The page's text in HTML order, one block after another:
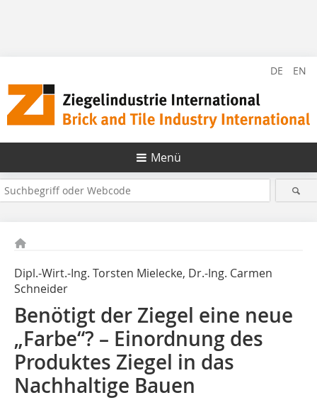
DE EN
Menü
Dipl.-Wirt.-Ing. Torsten Mielecke, Dr.-Ing. Carmen
Schneider
Benötigt der Ziegel eine neue
„Farbe“? – Einordnung des
Produktes Ziegel in das
Nachhaltige Bauen